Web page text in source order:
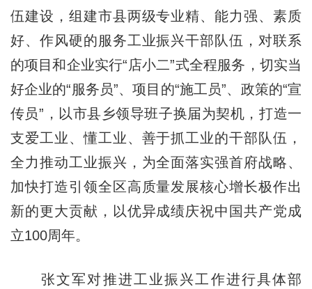
伍建设，组建市县两级专业精、能力强、素质
好、作风硬的服务工业振兴干部队伍，对联系
的项目和企业实行“店小二”式全程服务，切实当
好企业的“服务员”、项目的“施工员”、政策的“宣
传员”，以市县乡领导班子换届为契机，打造一
支爱工业、懂工业、善于抓工业的干部队伍，
全力推动工业振兴，为全面落实强首府战略、
加快打造引领全区高质量发展核心增长极作出
新的更大贡献，以优异成绩庆祝中国共产党成
立100周年。
张文军对推进工业振兴工作进行具体部